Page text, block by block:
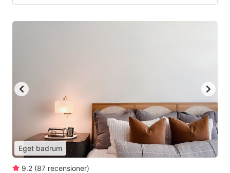
Eget badrum
9.2 (87 recensioner)